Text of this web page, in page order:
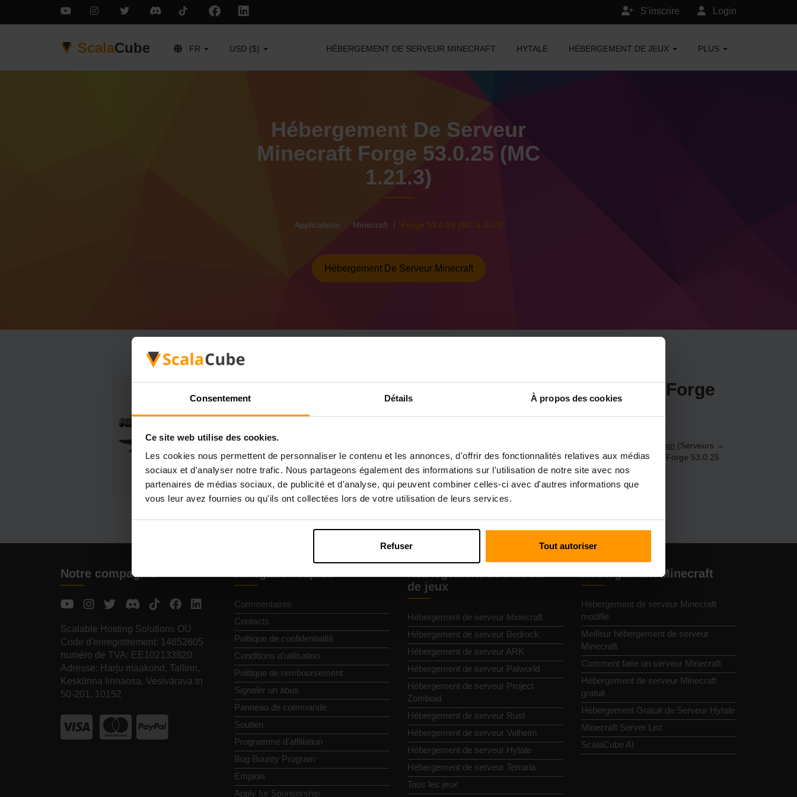
Consentement Détails À propos des cookies
Ce site web utilise des cookies.
Les cookies nous permettent de personnaliser le contenu et les annonces, d'offrir des fonctionnalités relatives aux médias
sociaux et d'analyser notre trafic. Nous partageons également des informations sur l'utilisation de notre site avec nos
partenaires de médias sociaux, de publicité et d'analyse, qui peuvent combiner celles-ci avec d'autres informations que
vous leur avez fournies ou qu'ils ont collectées lors de votre utilisation de leurs services.
Refuser Tout autoriser
Login
S'inscrire
ScalaCube FR USD ($) HÉBERGEMENT DE SERVEUR MINECRAFT HYTALE HÉBERGEMENT DE JEUX PLUS
Hébergement De Serveur
Minecraft Forge 53.0.25 (MC
1.21.3)
Applications Minecraft Forge 53.0.25 (MC 1.21.3)
Hébergement De Serveur Minecraft
Comment créer un serveur Minecraft Forge
Panneau de configuration (Serveurs →
Sélectionnez votre serveur → Serveurs de jeu → Ajouter un serveur de jeu → Forge 53.0.25
(MC 1.21.3))
Profitez de jouer sur le serveur!
Notre compagnie
Scalable Hosting Solutions OÜ
Code d'enregistrement: 14652605
numéro de TVA: EE102133820
Adresse: Harju maakond, Tallinn,
Kesklinna linnaosa, Vesivärava tn
50-201, 10152
Navigation rapide
Commentaires
Contacts
Politique de confidentialité
Conditions d'utilisation
Politique de remboursement
Signaler un abus
Panneau de commande
Soutien
Programme d'affiliation
Bug Bounty Program
Emplois
Apply for Sponsorship
Hébergement de serveur
de jeux
Hébergement de serveur Minecraft
Hébergement de serveur Bedrock
Hébergement de serveur ARK
Hébergement de serveur Palworld
Hébergement de serveur Project
Zomboid
Hébergement de serveur Rust
Hébergement de serveur Valheim
Hébergement de serveur Hytale
Hébergement de serveur Terraria
Tous les jeux
Hébergement Minecraft
Hébergement de serveur Minecraft
modifié
Meilleur hébergement de serveur
Minecraft
Comment faire un serveur Minecraft
Hébergement de serveur Minecraft
gratuit
Hébergement Gratuit de Serveur Hytale
Minecraft Server List
ScalaCube AI